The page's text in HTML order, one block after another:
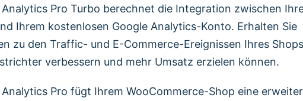
Pro Turbo berechnet die Integration zwischen
Ihrem kostenlosen Google Analytics-Konto. Erhalten Sie
zu den Traffic- und E-Commerce-Ereignissen Ihres
verbessern und mehr Umsatz erzielen können.
Pro fügt Ihrem WooCommerce-Shop eine